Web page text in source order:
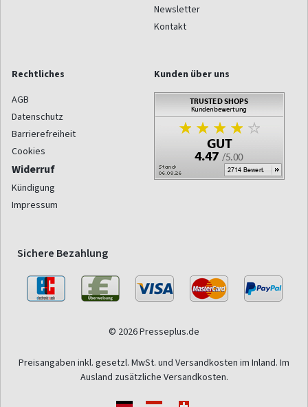
Newsletter
Kontakt
Rechtliches
AGB
Datenschutz
Barrierefreiheit
Cookies
Widerruf
Kündigung
Impressum
Kunden über uns
Sichere Bezahlung
© 2026 Presseplus.de
Preisangaben inkl. gesetzl. MwSt. und Versandkosten im Inland. Im
Ausland zusätzliche Versandkosten.